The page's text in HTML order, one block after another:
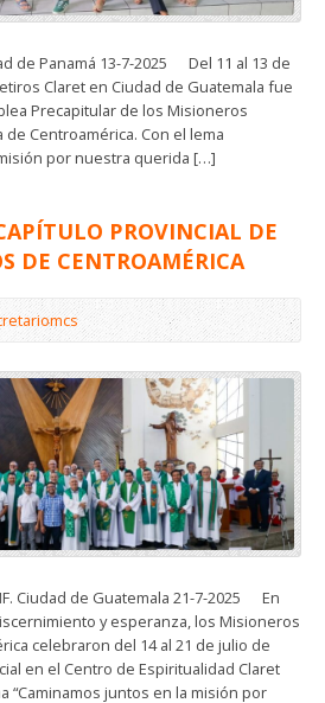
de Panamá 13-7-2025 Del 11 al 13 de
Claret en Ciudad de Guatemala fue
Precapitular de los Misioneros
Centroamérica. Con el lema
por nuestra querida […]
PROVINCIAL DE
DE CENTROAMÉRICA
Ciudad de Guatemala 21-7-2025 En
y esperanza, los Misioneros
celebraron del 14 al 21 de julio de
en el Centro de Espiritualidad Claret
“Caminamos juntos en la misión por